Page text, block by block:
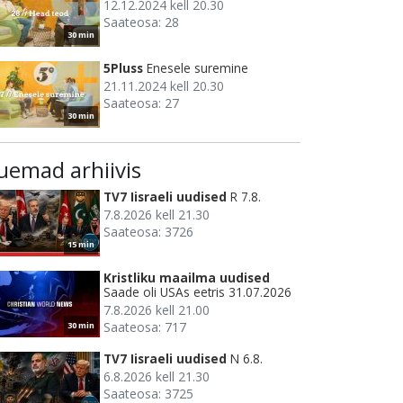
30 min
12.12.2024 kell 20.30
Saateosa: 28
30 min
5Pluss Enesele suremine
21.11.2024 kell 20.30
Saateosa: 27
arhiivis
15 min
TV7 Iisraeli uudised R 7.8.
7.8.2026 kell 21.30
Saateosa: 3726
30 min
Kristliku maailma uudised
Saade oli USAs eetris 31.07.2026
7.8.2026 kell 21.00
Saateosa: 717
TV7 Iisraeli uudised N 6.8.
6.8.2026 kell 21.30
Saateosa: 3725